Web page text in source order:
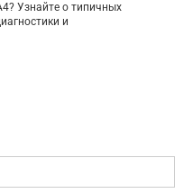
Узнайте о типичных
и